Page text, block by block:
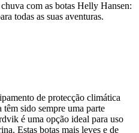
com as botas Helly Hansen:
todas as suas aventuras.
de protecção climática
têm sido sempre uma parte
é uma opção ideal para uso
Estas botas mais leves e de